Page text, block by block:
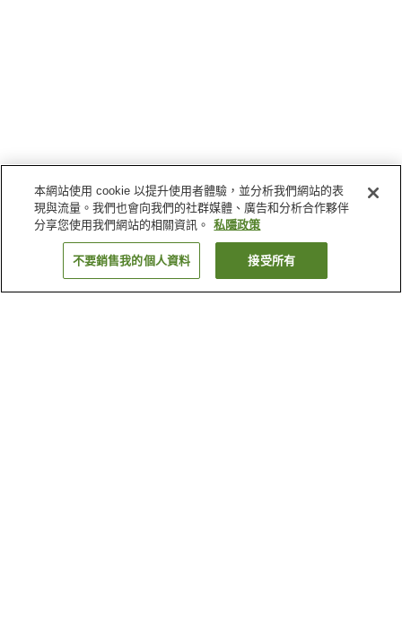
本網站使用 cookie 以提升使用者體驗，並分析我們網站的表
現與流量。我們也會向我們的社群媒體、廣告和分析合作夥伴
分享您使用我們網站的相關資訊。
私隱政策
不要銷售我的個人資料 接受所有